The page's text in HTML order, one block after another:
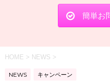
簡単お
HOME > NEWS >
NEWS キャンペーン